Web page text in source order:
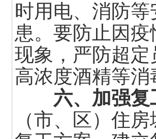
时用电、消防
患。要防止因
现象，严防超
高浓度酒精等
六、加强复
（市、区）住